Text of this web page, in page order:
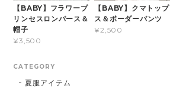
【BABY】フラワープ
リンセスロンパース＆
帽子
¥3,500
【BABY】クマトップ
ス＆ボーダーパンツ
¥2,500
CATEGORY
夏服アイテム